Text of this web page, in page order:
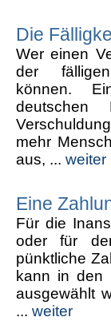
Die
Wer einen
der
können.
mehr
aus, ... weiter
Eine
Für die
oder für
pünktliche
kann in den
ausgewählt
... weiter